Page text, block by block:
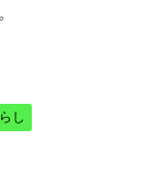
し